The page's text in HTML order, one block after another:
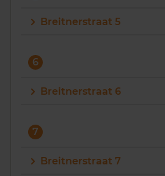
Breitnerstraat 5
6
Breitnerstraat 6
7
Breitnerstraat 7